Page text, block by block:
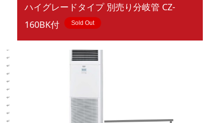
ハイグレードタイプ 別売り分岐管 CZ-
160BK付
Sold Out